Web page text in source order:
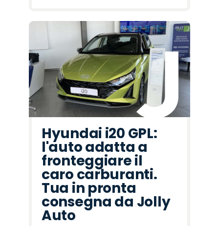
Hyundai i20 GPL:
l'auto adatta a
fronteggiare il
caro carburanti.
Tua in pronta
consegna da Jolly
Auto